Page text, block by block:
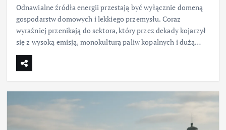
Odnawialne źródła energii przestają być wyłącznie domeną
gospodarstw domowych i lekkiego przemysłu. Coraz
wyraźniej przenikają do sektora, który przez dekady kojarzył
się z wysoką emisją, monokulturą paliw kopalnych i dużą…